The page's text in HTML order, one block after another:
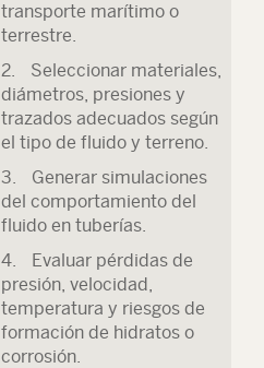
transporte marítimo o
terrestre.
2. Seleccionar materiales,
diámetros, presiones y
trazados adecuados según
el tipo de fluido y terreno.
3. Generar simulaciones
del comportamiento del
fluido en tuberías.
4. Evaluar pérdidas de
presión, velocidad,
temperatura y riesgos de
formación de hidratos o
corrosión.